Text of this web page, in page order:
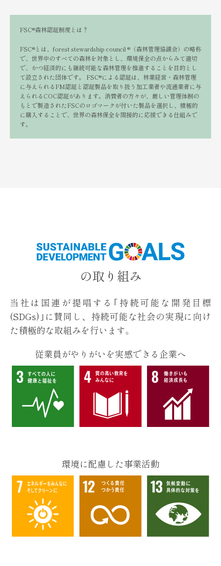
FSC®︎森林認証制度とは？
FSC®︎とは、forest stewardship council ®︎（森林管理協議会）の略称
で、世界中のすべての森林を対象とし、環境保全の点からみて適切
で、かつ経済的にも継続可能な森林管理を推進することを目的とし
て設立された団体です。 FSC®︎による認証は、林業経営・森林管理
に与えられるFM認証と認証製品を取り扱う加工業者や流通業者に与
えられるCOC認証があります。消費者の方々が、厳しい管理体制の
もとで製造されたFSCのロゴマークが付いた製品を選択し、積極的
に購入することで、世界の森林保全を間接的に応援できる仕組みで
す。
の取り組み
当社は国連が提唱する｢持続可能な開発目標
(SDGs)｣に賛同し、 持続可能な社会の実現に向け
た積極的な取組みを行います。
従業員がやりがいを実感できる企業へ
環境に配慮した事業活動